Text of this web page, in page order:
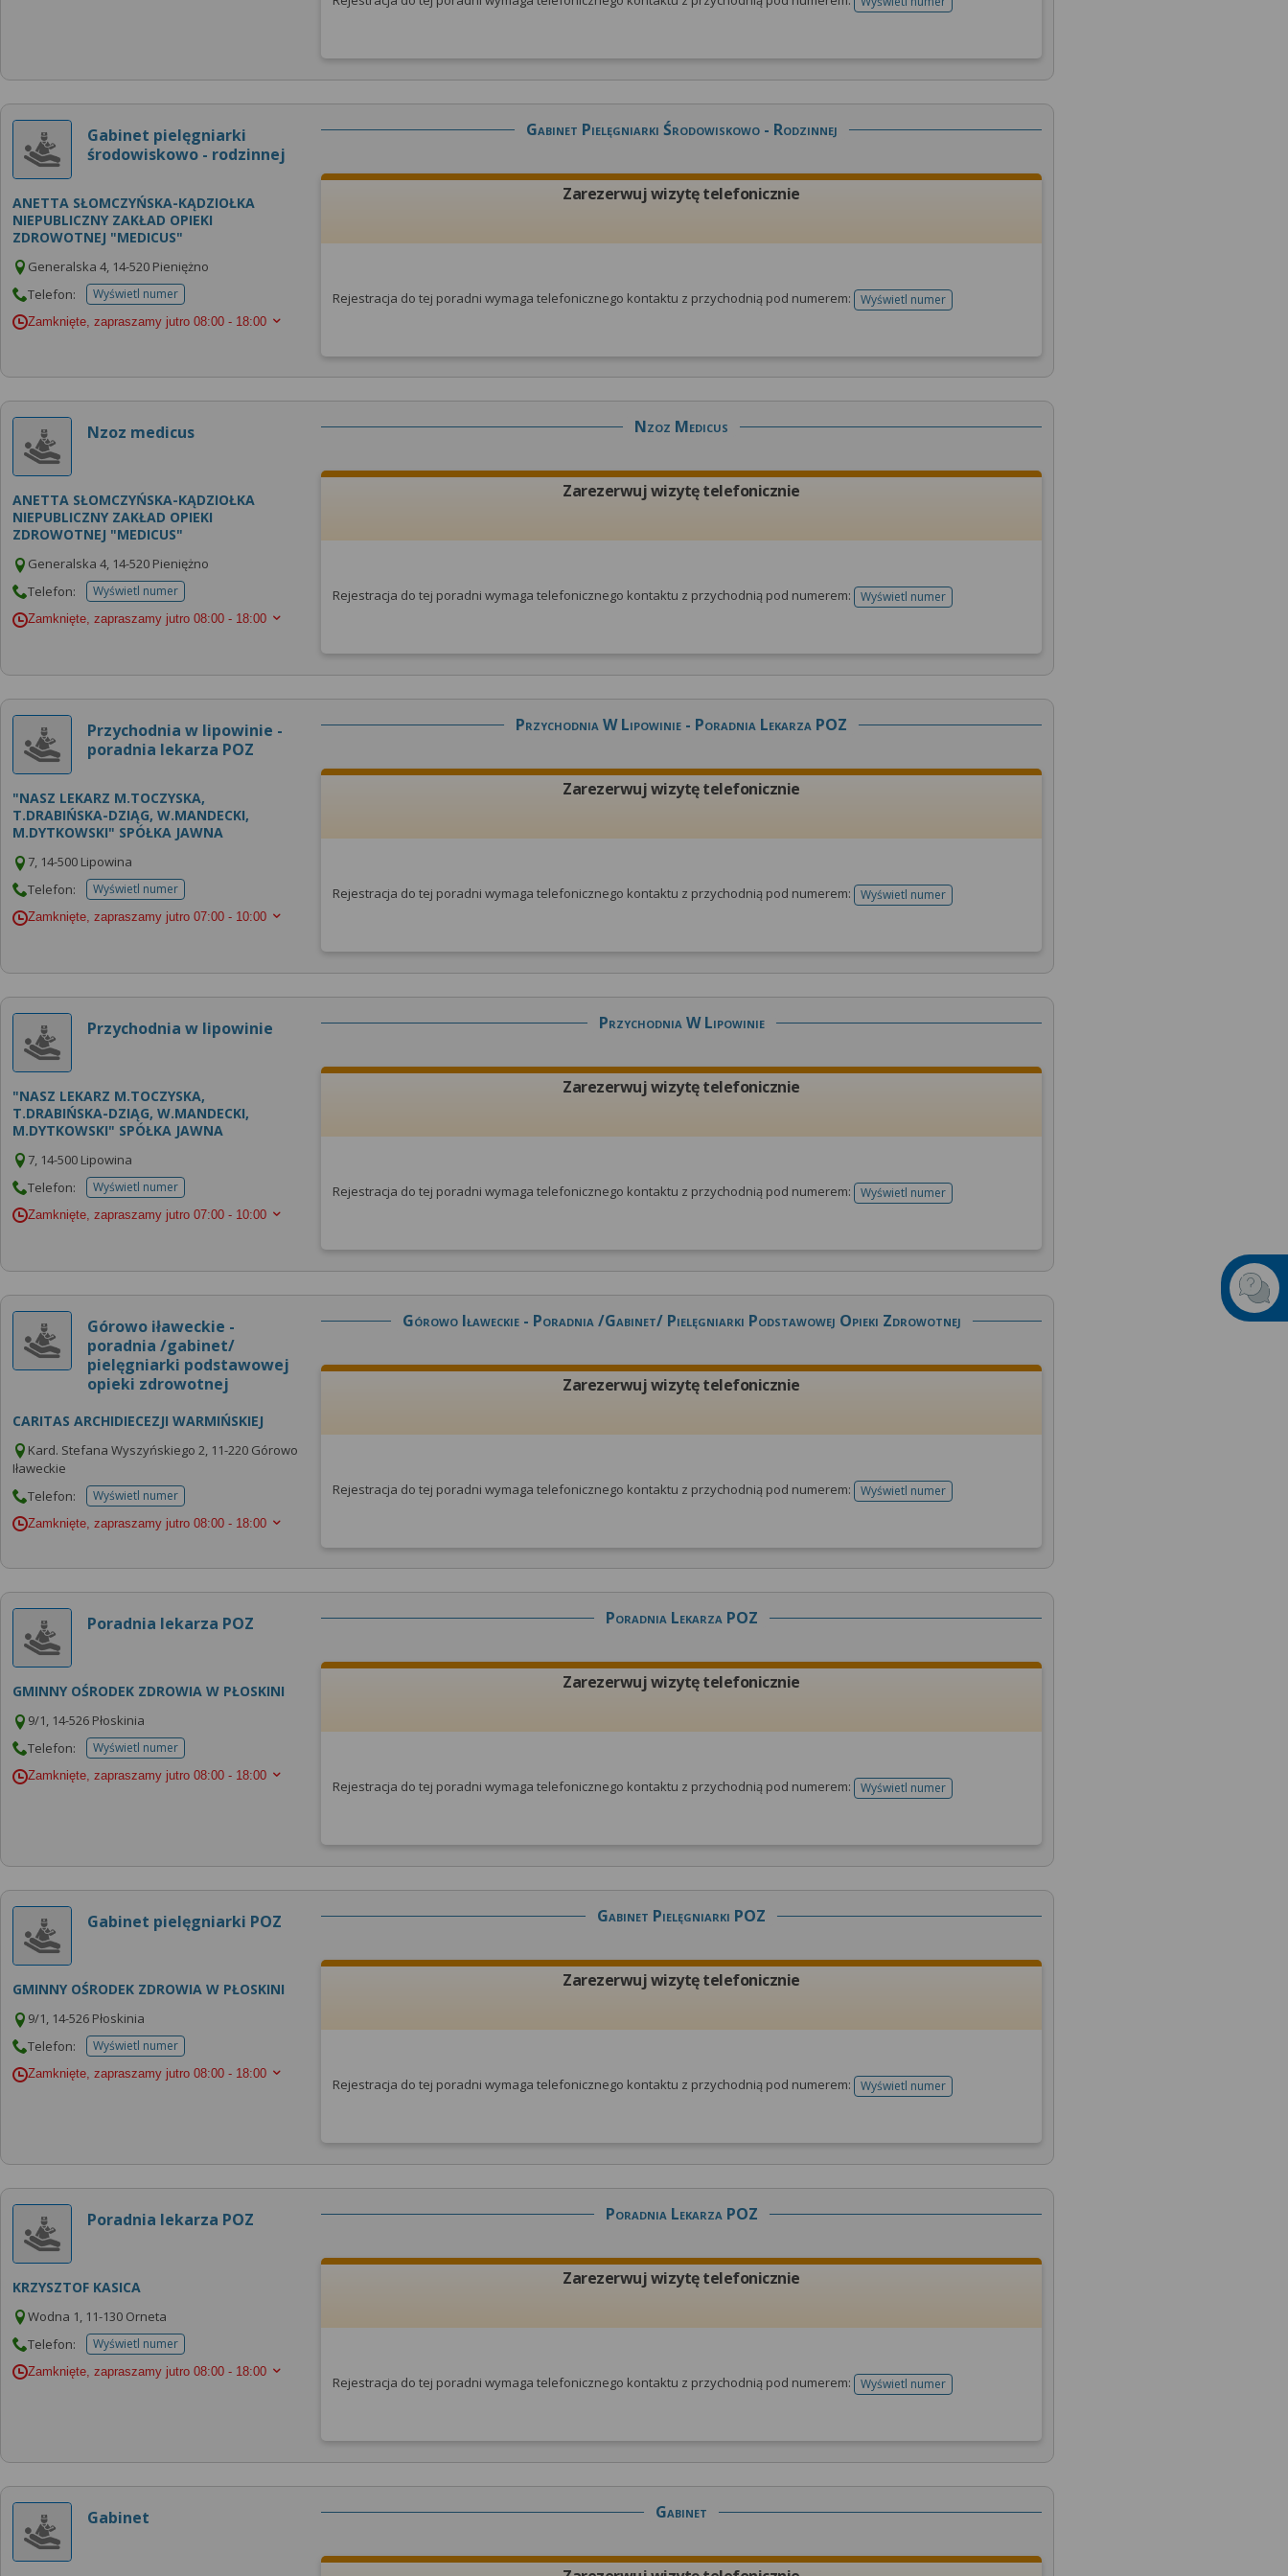
telefonu do rejestracji
Gabinet pielęgniarki
środowiskowo - rodzinnej
ANETTA SŁOMCZYŃSKA-KĄDZIOŁKA
NIEPUBLICZNY ZAKŁAD OPIEKI
ZDROWOTNEJ "MEDICUS"
Generalska 4, 14-520 Pieniężno
Telefon:
Wyświetl numertelefonu do placowki
Zamknięte, zapraszamy jutro 08:00 - 18:00
Gabinet Pielęgniarki Środowiskowo - Rodzinnej
Zarezerwuj wizytę telefonicznie
Rejestracja do tej poradni wymaga telefonicznego kontaktu z przychodnią pod numerem: Wyświetl numertelefonu do rejestracji
Nzoz medicus
ANETTA SŁOMCZYŃSKA-KĄDZIOŁKA
NIEPUBLICZNY ZAKŁAD OPIEKI
ZDROWOTNEJ "MEDICUS"
Generalska 4, 14-520 Pieniężno
Telefon:
Wyświetl numertelefonu do placowki
Zamknięte, zapraszamy jutro 08:00 - 18:00
Nzoz Medicus
Zarezerwuj wizytę telefonicznie
Rejestracja do tej poradni wymaga telefonicznego kontaktu z przychodnią pod numerem: Wyświetl numertelefonu do rejestracji
Przychodnia w lipowinie -
poradnia lekarza POZ
"NASZ LEKARZ M.TOCZYSKA,
T.DRABIŃSKA-DZIĄG, W.MANDECKI,
M.DYTKOWSKI" SPÓŁKA JAWNA
7, 14-500 Lipowina
Telefon:
Wyświetl numertelefonu do placowki
Zamknięte, zapraszamy jutro 07:00 - 10:00
Przychodnia W Lipowinie - Poradnia Lekarza POZ
Zarezerwuj wizytę telefonicznie
Rejestracja do tej poradni wymaga telefonicznego kontaktu z przychodnią pod numerem: Wyświetl numertelefonu do rejestracji
Przychodnia w lipowinie
"NASZ LEKARZ M.TOCZYSKA,
T.DRABIŃSKA-DZIĄG, W.MANDECKI,
M.DYTKOWSKI" SPÓŁKA JAWNA
7, 14-500 Lipowina
Telefon:
Wyświetl numertelefonu do placowki
Zamknięte, zapraszamy jutro 07:00 - 10:00
Przychodnia W Lipowinie
Zarezerwuj wizytę telefonicznie
Rejestracja do tej poradni wymaga telefonicznego kontaktu z przychodnią pod numerem: Wyświetl numertelefonu do rejestracji
Górowo iławeckie -
poradnia /gabinet/
pielęgniarki podstawowej
opieki zdrowotnej
CARITAS ARCHIDIECEZJI WARMIŃSKIEJ
Kard. Stefana Wyszyńskiego 2, 11-220 Górowo
Iławeckie
Telefon:
Wyświetl numertelefonu do placowki
Zamknięte, zapraszamy jutro 08:00 - 18:00
Górowo Iławeckie - Poradnia /gabinet/ Pielęgniarki Podstawowej Opieki Zdrowotnej
Zarezerwuj wizytę telefonicznie
Rejestracja do tej poradni wymaga telefonicznego kontaktu z przychodnią pod numerem: Wyświetl numertelefonu do rejestracji
Poradnia lekarza POZ
GMINNY OŚRODEK ZDROWIA W PŁOSKINI
9/1, 14-526 Płoskinia
Telefon:
Wyświetl numertelefonu do placowki
Zamknięte, zapraszamy jutro 08:00 - 18:00
Poradnia Lekarza POZ
Zarezerwuj wizytę telefonicznie
Rejestracja do tej poradni wymaga telefonicznego kontaktu z przychodnią pod numerem: Wyświetl numertelefonu do rejestracji
Gabinet pielęgniarki POZ
GMINNY OŚRODEK ZDROWIA W PŁOSKINI
9/1, 14-526 Płoskinia
Telefon:
Wyświetl numertelefonu do placowki
Zamknięte, zapraszamy jutro 08:00 - 18:00
Gabinet Pielęgniarki POZ
Zarezerwuj wizytę telefonicznie
Rejestracja do tej poradni wymaga telefonicznego kontaktu z przychodnią pod numerem: Wyświetl numertelefonu do rejestracji
Poradnia lekarza POZ
KRZYSZTOF KASICA
Wodna 1, 11-130 Orneta
Telefon:
Wyświetl numertelefonu do placowki
Zamknięte, zapraszamy jutro 08:00 - 18:00
Poradnia Lekarza POZ
Zarezerwuj wizytę telefonicznie
Rejestracja do tej poradni wymaga telefonicznego kontaktu z przychodnią pod numerem: Wyświetl numertelefonu do rejestracji
Gabinet Gabinet